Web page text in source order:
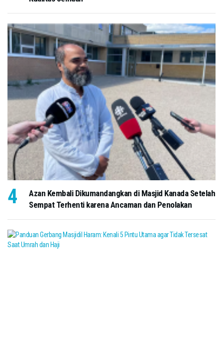
Azan Kembali Dikumandangkan di Masjid Kanada Setelah
Sempat Terhenti karena Ancaman dan Penolakan